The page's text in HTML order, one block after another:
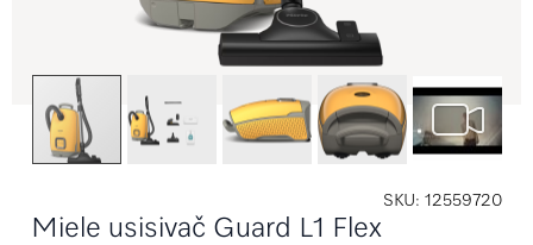
SKU 12559720
Miele usisivač Guard L1 Flex